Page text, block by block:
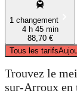
1 changement
4 h 45 min
88,70 €
Tous les tarifs
Trouvez le
sur-Arroux en